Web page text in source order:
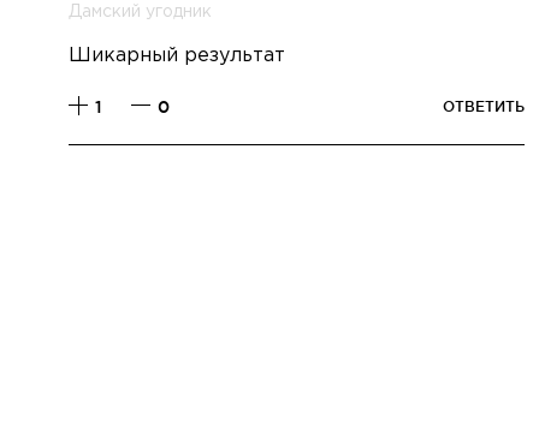
Дамский угодник
Шикарный результат
1 0 ОТВЕТИТЬ